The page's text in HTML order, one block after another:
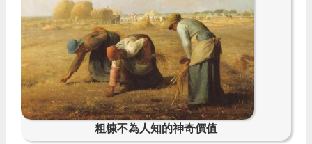
粗糠不為人知的神奇價值